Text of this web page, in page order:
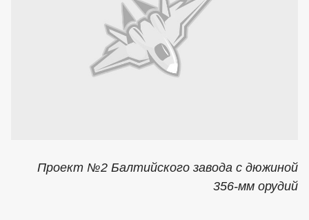
Проект №2 Балтийского завода с дюжиной
356-мм орудий